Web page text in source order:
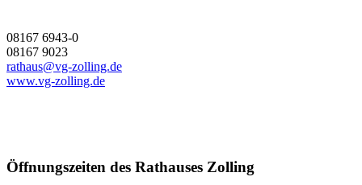
08167 6943-0
08167 9023
rathaus@vg-zolling.de
www.vg-zolling.de
Öffnungszeiten des Rathauses Zolling